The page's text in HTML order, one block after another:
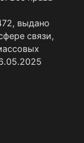
выдано
связи,